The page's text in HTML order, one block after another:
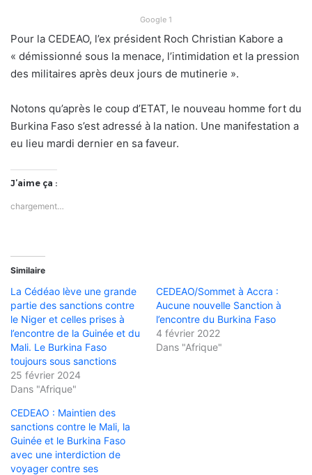
Google 1
Pour la CEDEAO, l’ex président Roch Christian Kabore a
« démissionné sous la menace, l’intimidation et la pression
des militaires après deux jours de mutinerie ».
Notons qu’après le coup d’ETAT, le nouveau homme fort du
Burkina Faso s’est adressé à la nation. Une manifestation a
eu lieu mardi dernier en sa faveur.
J’aime ça :
chargement…
Similaire
La Cédéao lève une grande
partie des sanctions contre
le Niger et celles prises à
l’encontre de la Guinée et du
Mali. Le Burkina Faso
toujours sous sanctions
25 février 2024
Dans "Afrique"
CEDEAO/Sommet à Accra :
Aucune nouvelle Sanction à
l’encontre du Burkina Faso
4 février 2022
Dans "Afrique"
CEDEAO : Maintien des
sanctions contre le Mali, la
Guinée et le Burkina Faso
avec une interdiction de
voyager contre ses